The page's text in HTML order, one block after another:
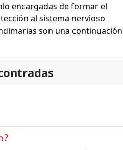
encargadas de formar el
al sistema nervioso
son una continuación